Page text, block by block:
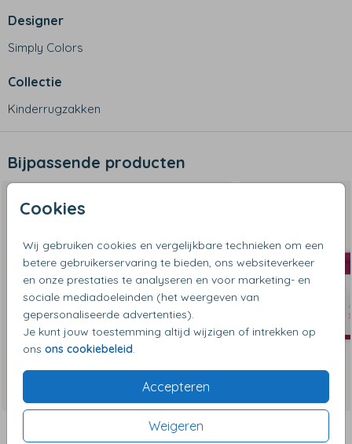
Cookies
Wij gebruiken cookies en vergelijkbare technieken om een
betere gebruikerservaring te bieden, ons websiteverkeer
en onze prestaties te analyseren en voor marketing- en
sociale mediadoeleinden (het weergeven van
gepersonaliseerde advertenties).
Je kunt jouw toestemming altijd wijzigen of intrekken op
ons ons cookiebeleid
Accepteren
Weigeren
- Twee vakjes aan de zijkant, binnen vakje en hoofdvak
met rits
- Niet geschikt voor in de wasmachine
Designer
Simply Colors
Collectie
Kinderrugzakken
Bijpassende producten
Dit vind je misschien ook leuk